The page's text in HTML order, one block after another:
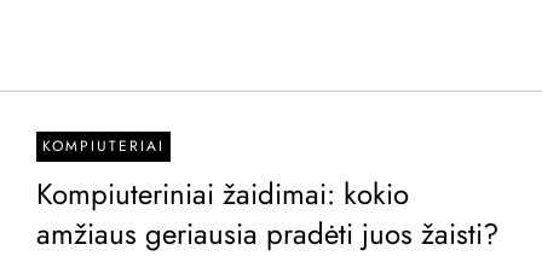
KOMPIUTERIAI
Kompiuteriniai žaidimai: kokio
amžiaus geriausia pradėti juos žaisti?